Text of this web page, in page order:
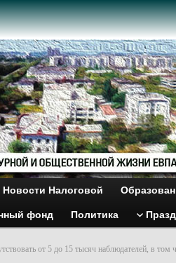
Новости Налоговой
фонд Политика
от 5 до 15 тысяч наблюдателей, в том